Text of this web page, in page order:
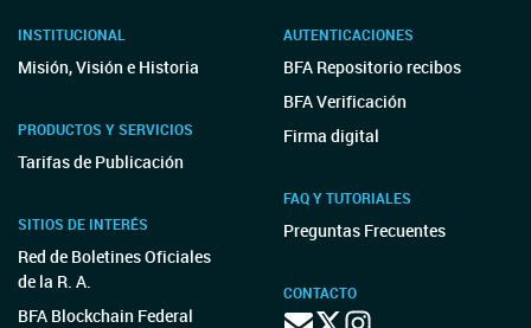
INSTITUCIONAL
Misión, Visión e Historia
PRODUCTOS Y SERVICIOS
Tarifas de Publicación
SITIOS DE INTERÉS
Red de Boletines Oficiales
de la R. A.
BFA Blockchain Federal
AUTENTICACIONES
BFA Repositorio recibos
BFA Verificación
Firma digital
FAQ Y TUTORIALES
Preguntas Frecuentes
CONTACTO